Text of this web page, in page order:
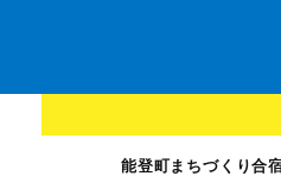
能登町まちづくり合